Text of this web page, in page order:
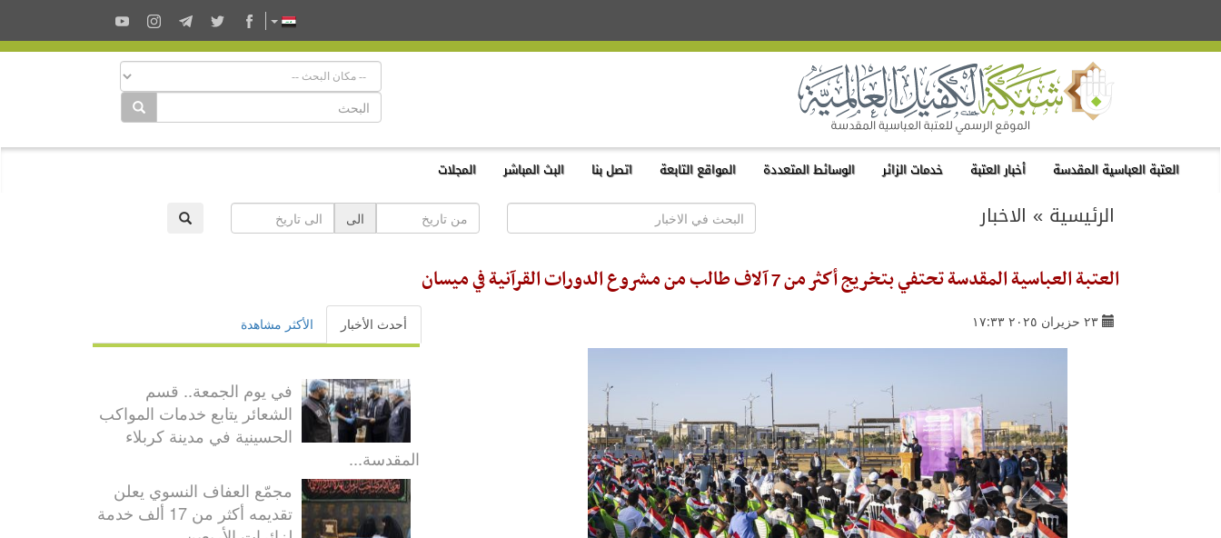
العتبة العباسية المقدسة أخبار العتبة خدمات الزائر الوسائط المتعددة المواقع التابعة اتصل بنا البث المباشر المجلات
الرئيسية » الاخبار الى
العتبة العباسية المقدسة تحتفي بتخريج أكثر من 7 آلاف طالب من مشروع الدورات القرآنية في ميسان
٢٣ حزيران ٢٠٢٥ ١٧:٣٣ أحدث الأخبار الأكثر مشاهدة
في يوم الجمعة.. قسم
الشعائر يتابع خدمات المواكب
الحسينية في مدينة كربلاء
المقدسة...
مجمّع العفاف النسوي يعلن
تقديمه أكثر من 17 ألف خدمة